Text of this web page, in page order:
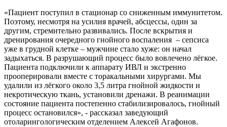
«Пациент поступил в стационар со сниженным иммунитетом.
Поэтому, несмотря на усилия врачей, абсцессы, один за
другим, стремительно развивались. После вскрытия и
дренирования очередного гнойного воспаления – сепсиса
уже в грудной клетке – мужчине стало хуже: он начал
задыхаться. В разрушающий процесс было вовлечено лёгкое.
Пациента подключили к аппарату ИВЛ и экстренно
прооперировали вместе с торакальными хирургами. Мы
удалили из лёгкого около 3,5 литра гнойной жидкости и
некротическую ткань, установили дренажи. В реанимации
состояние пациента постепенно стабилизировалось, гнойный
процесс остановился», - рассказал заведующий
отоларингологическим отделением Алексей Агафонов.